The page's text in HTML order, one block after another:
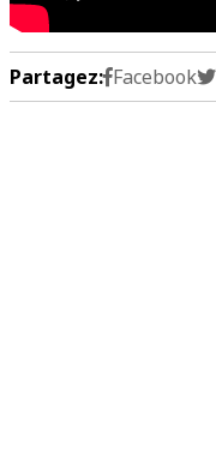
Partagez: Facebook